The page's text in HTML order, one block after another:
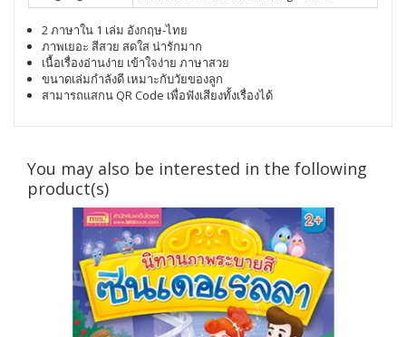
2 ภาษาใน 1 เล่ม อังกฤษ-ไทย
ภาพเยอะ สีสวย สดใส น่ารักมาก
เนื้อเรื่องอ่านง่าย เข้าใจง่าย ภาษาสวย
ขนาดเล่มกำลังดี เหมาะกับวัยของลูก
สามารถแสกน QR Code เพื่อฟังเสียงทั้งเรื่องได้
You may also be interested in the following
product(s)